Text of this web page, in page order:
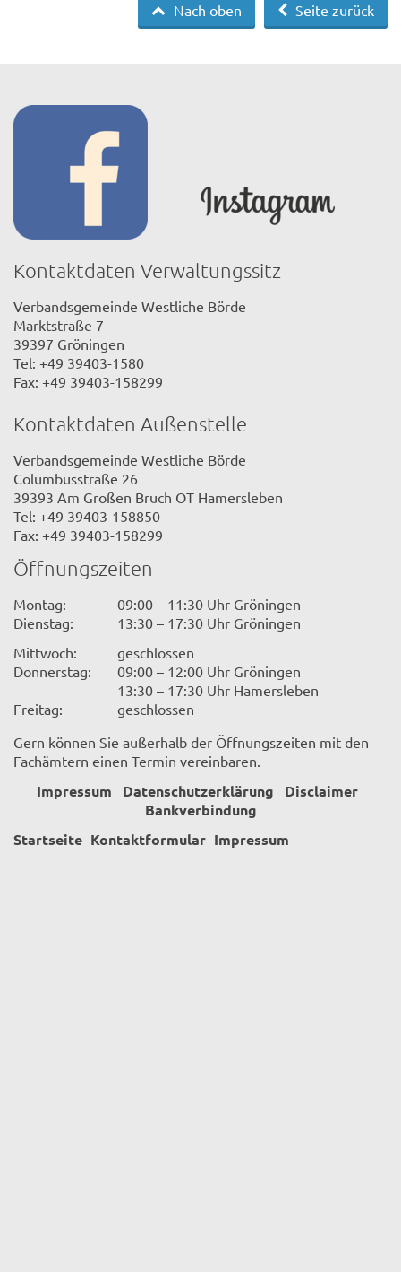
Seite zurück
Nach oben
Kontaktdaten Verwaltungssitz
Verbandsgemeinde Westliche Börde
Marktstraße 7
39397 Gröningen
Tel: +49 39403-1580
Fax: +49 39403-158299
Kontaktdaten Außenstelle
Verbandsgemeinde Westliche Börde
Columbusstraße 26
39393 Am Großen Bruch OT Hamersleben
Tel: +49 39403-158850
Fax: +49 39403-158299
Öffnungszeiten
Montag:
09:00 – 11:30 Uhr Gröningen
Dienstag:
13:30 – 17:30 Uhr Gröningen
Mittwoch:
geschlossen
Donnerstag:
09:00 – 12:00 Uhr Gröningen
13:30 – 17:30 Uhr Hamersleben
Freitag:
geschlossen
Gern können Sie außerhalb der Öffnungszeiten mit den
Fachämtern einen Termin vereinbaren.
Impressum Datenschutzerklärung
Disclaimer
Bankverbindung
Startseite Kontaktformular Impressum